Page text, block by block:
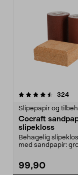
324
Slipepapir og
Cocraft
slipekloss
Behagelig
med sandpapir:
99,90
4.5 av 5